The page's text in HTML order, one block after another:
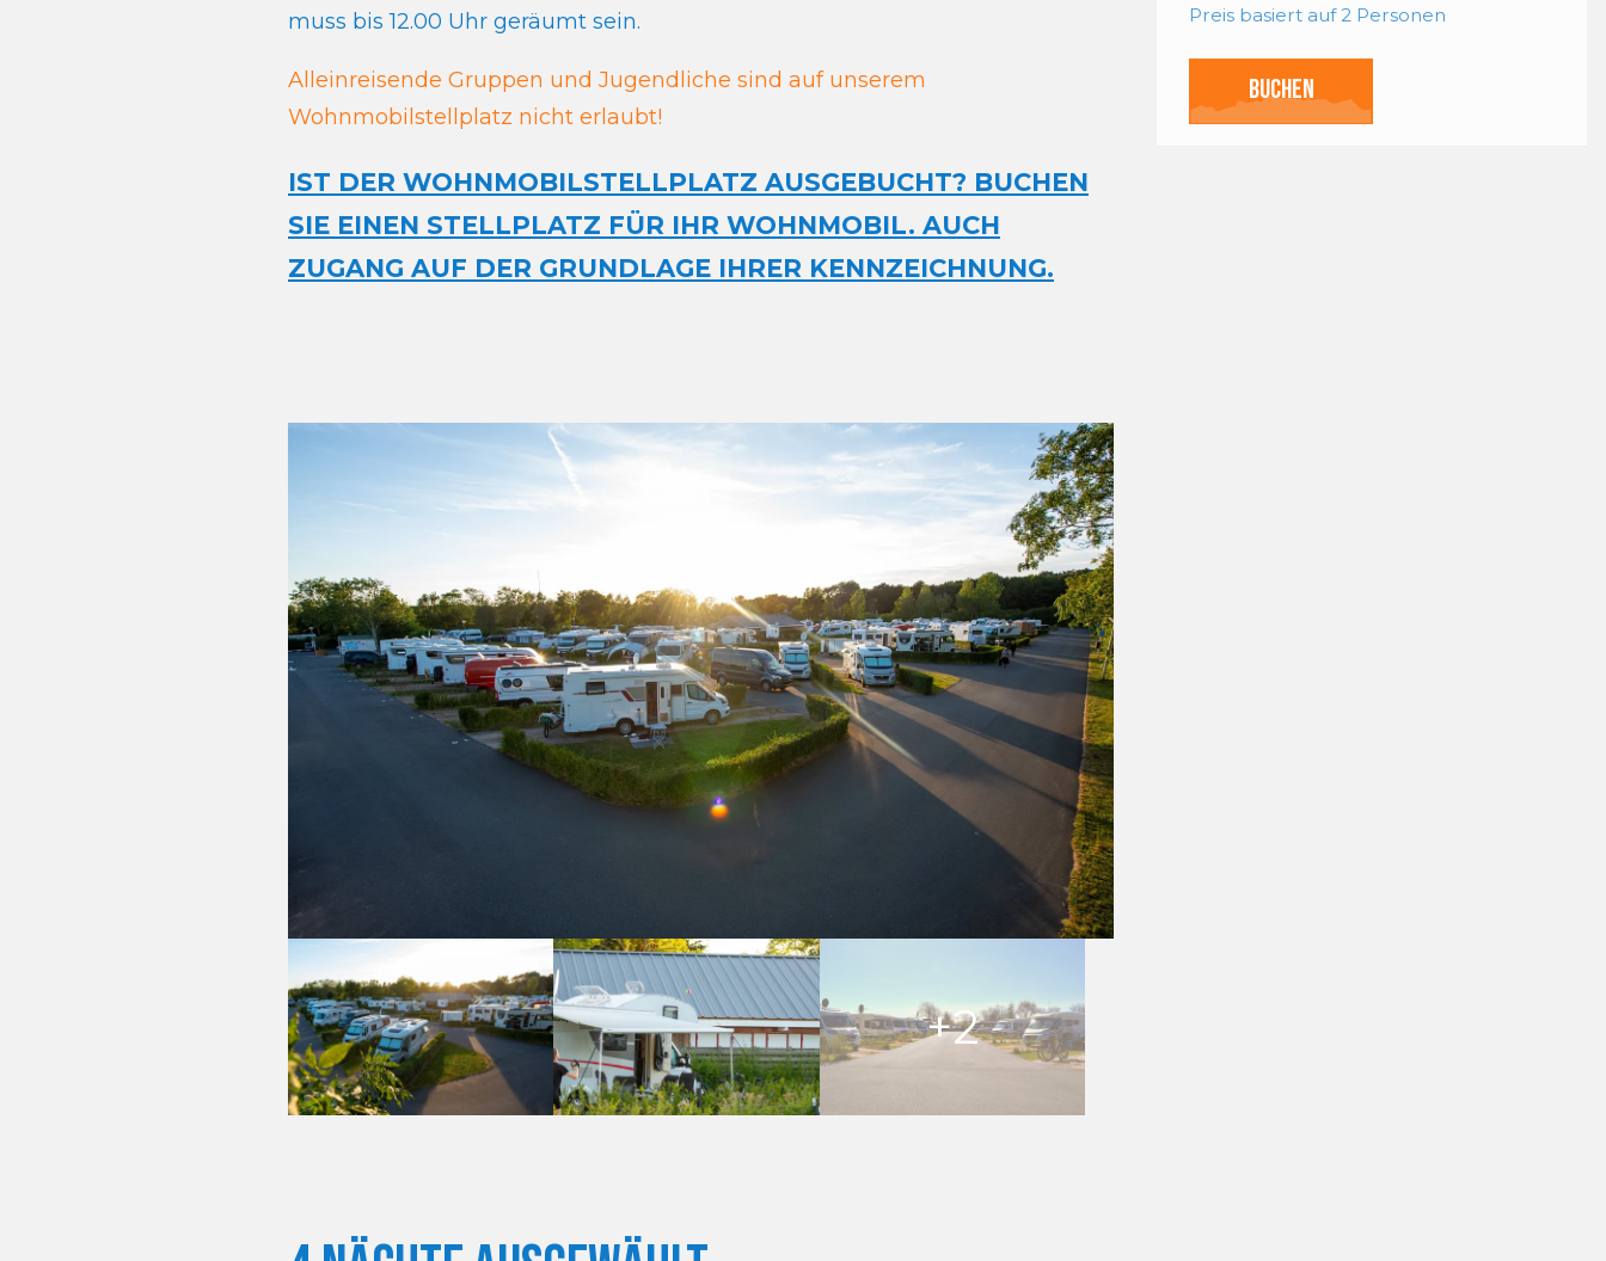
muss bis 12.00 Uhr geräumt sein.
Alleinreisende Gruppen und Jugendliche sind auf unserem
Wohnmobilstellplatz nicht erlaubt!
IST DER WOHNMOBILSTELLPLATZ AUSGEBUCHT? BUCHEN
SIE EINEN STELLPLATZ FÜR IHR WOHNMOBIL. AUCH
ZUGANG AUF DER GRUNDLAGE IHRER KENNZEICHNUNG.
Preis basiert auf 2 Personen
Buchen